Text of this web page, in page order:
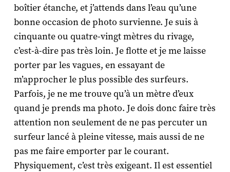
boîtier étanche, et j’attends dans l’eau qu’une
bonne occasion de photo survienne. Je suis à
cinquante ou quatre-vingt mètres du rivage,
c’est-à-dire pas très loin. Je flotte et je me laisse
porter par les vagues, en essayant de
m’approcher le plus possible des surfeurs.
Parfois, je ne me trouve qu’à un mètre d’eux
quand je prends ma photo. Je dois donc faire très
attention non seulement de ne pas percuter un
surfeur lancé à pleine vitesse, mais aussi de ne
pas me faire emporter par le courant.
Physiquement, c’est très exigeant. Il est essentiel